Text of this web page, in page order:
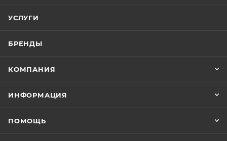
УСЛУГИ
БРЕНДЫ
КОМПАНИЯ
ИНФОРМАЦИЯ
ПОМОЩЬ